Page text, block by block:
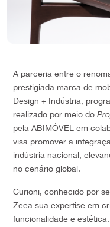
A parceria entre o
prestigiada marca de
Design + Indústria,
realizado por meio do
pela ABIMÓVEL em
visa promover a
indústria nacional,
no cenário global.
Curioni, conhecido por
Zeea sua expertise em
funcionalidade e